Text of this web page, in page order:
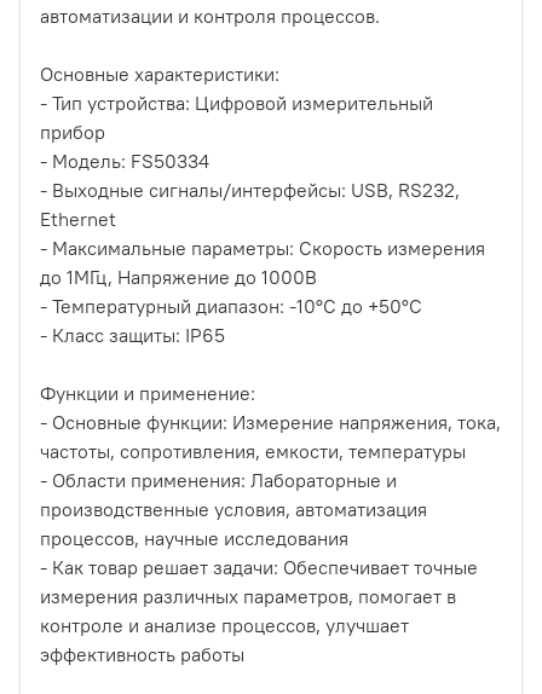
автоматизации и контроля процессов.
Основные характеристики:
- Тип устройства: Цифровой измерительный
прибор
- Модель: FS50334
- Выходные сигналы/интерфейсы: USB, RS232,
Ethernet
- Максимальные параметры: Скорость измерения
до 1МГц, Напряжение до 1000В
- Температурный диапазон: -10°C до +50°C
- Класс защиты: IP65
Функции и применение:
- Основные функции: Измерение напряжения, тока,
частоты, сопротивления, емкости, температуры
- Области применения: Лабораторные и
производственные условия, автоматизация
процессов, научные исследования
- Как товар решает задачи: Обеспечивает точные
измерения различных параметров, помогает в
контроле и анализе процессов, улучшает
эффективность работы